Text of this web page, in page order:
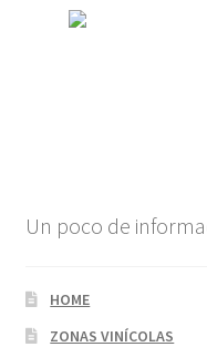
Un poco de
HOME
ZONAS VINÍCOLAS